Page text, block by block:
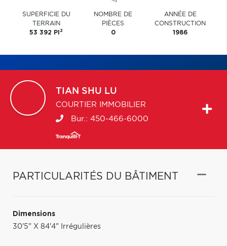
SUPERFICIE DU
TERRAIN
53 392 PI 2
NOMBRE DE
PIÈCES
0
ANNÉE DE
CONSTRUCTION
1986
TIAN SHU LU
COURTIER IMMOBILIER
Bur.: 450-466-6000
PARTICULARITÉS DU BÂTIMENT
Dimensions
30'5" X 84'4" Irrégulières